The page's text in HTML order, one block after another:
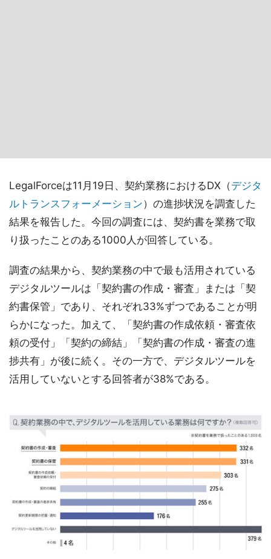
LegalForceは11月19日、契約業務におけるDX（デジタ
ルトランスフォーメーション）の進捗状況を調査した
結果を報告した。今回の調査には、契約書を業務で取
り扱ったことのある1000人が回答している。
調査の結果から、契約業務の中で最も活用されている
デジタルツールは「契約書の作成・審査」または「契
約書保管」であり、それぞれ33%ずつであることが明
らかになった。加えて、「契約書の作成依頼・審査依
頼の受付」「契約の締結」「契約書の作成・審査の進
捗共有」が後に続く。その一方で、デジタルツールを
活用していないとする回答者が38%である。